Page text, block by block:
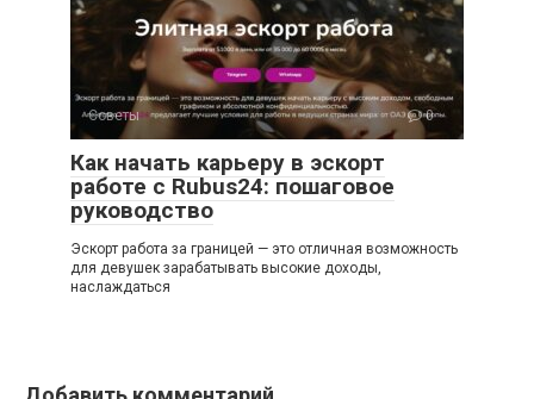
Советы 0
Как начать карьеру в эскорт
работе с Rubus24: пошаговое
руководство
Эскорт работа за границей — это отличная возможность
для девушек зарабатывать высокие доходы,
наслаждаться